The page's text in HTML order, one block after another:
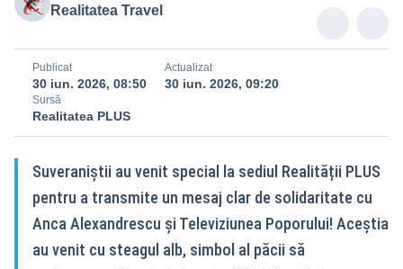
Realitatea Travel
Publicat
30 iun. 2026, 08:50
Actualizat
30 iun. 2026, 09:20
Sursă
Realitatea PLUS
Suveraniștii au venit special la sediul Realității PLUS
pentru a transmite un mesaj clar de solidaritate cu
Anca Alexandrescu și Televiziunea Poporului! Aceștia
au venit cu steagul alb, simbol al păcii să